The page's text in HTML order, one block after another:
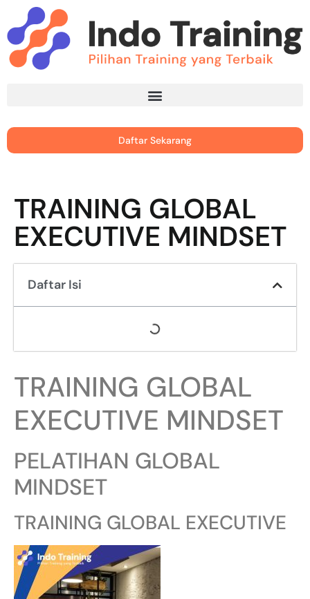
Daftar Sekarang
TRAINING GLOBAL
EXECUTIVE MINDSET
Daftar Isi
TRAINING GLOBAL
EXECUTIVE MINDSET
PELATIHAN GLOBAL
MINDSET
TRAINING GLOBAL EXECUTIVE